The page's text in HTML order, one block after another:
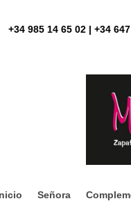
+34 985 14 65 02 | +34
Señora